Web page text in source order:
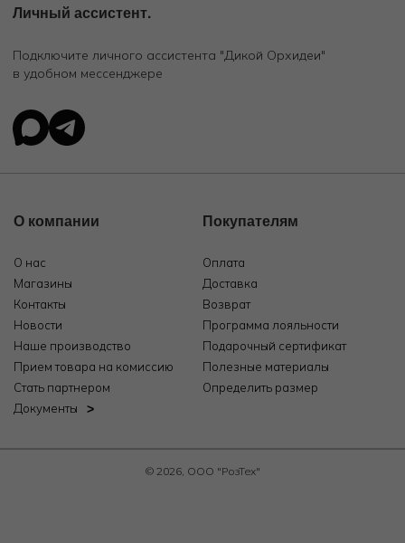
Личный ассистент.
Подключите личного ассистента "Дикой Орхидеи"
в удобном мессенджере
О компании
О нас
Магазины
Контакты
Новости
Наше производство
Прием товара на комиссию
Стать партнером
Документы
Покупателям
Оплата
Доставка
Возврат
Программа лояльности
Подарочный сертификат
Полезные материалы
Определить размер
© 2026, ООО "РозТех"